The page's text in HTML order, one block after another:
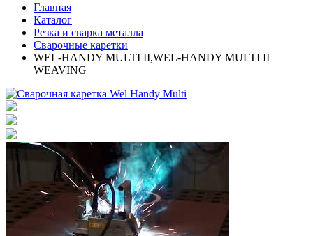
Главная
Каталог
Резка и сварка металла
Сварочные каретки
WEL-HANDY MULTI II,WEL-HANDY MULTI II
WEAVING